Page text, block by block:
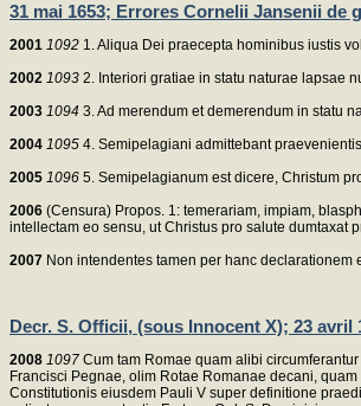
31 mai 1653; Errores Cornelii Jansenii de
2001 1092 1. Aliqua Dei praecepta hominibus iustis
2002 1093 2. Interiori gratiae in statu naturae lapsae
2003 1094 3. Ad merendum et demerendum in statu
2004 1095 4. Semipelagiani admittebant
2005 1096 5. Semipelagianum est dicere, Christum
2006 (Censura) Propos. 1: temerariam, impiam,
intellectam eo sensu, ut Christus pro salute dumtaxat
2007 Non intendentes tamen per hanc
Decr. S. Officii, (sous Innocent X); 23 avril
2008 1097 Cum tam Romae quam alibi
Francisci Pegnae, olim Rotae Romanae decani,
Constitutionis eiusdem Pauli V super definitione